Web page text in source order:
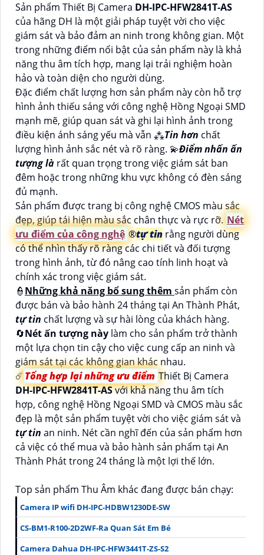
Sản phẩm Thiết Bị Camera DH-IPC-HFW2841T-AS
của hãng DH là một giải pháp tuyệt vời cho việc
giám sát và bảo đảm an ninh trong không gian. Một
trong những điểm nổi bật của sản phẩm này là khả
năng thu âm tích hợp, mang lại trải nghiệm hoàn
hảo và toàn diện cho người dùng.
Đặc điểm chất lượng hơn sản phẩm này còn hỗ trợ
hình ảnh thiếu sáng với công nghệ Hồng Ngoại SMD
mạnh mẽ, giúp quan sát và ghi lại hình ảnh trong
điều kiện ánh sáng yếu mà vẫn ⁂Tin hơn chất
lượng hình ảnh sắc nét và rõ ràng. 💫Điểm nhấn ấn
tượng là rất quan trọng trong việc giám sát ban
đêm hoặc trong những khu vực không có đèn sáng
đủ mạnh.
Sản phẩm được trang bị công nghệ CMOS màu sắc
đẹp, giúp tái hiện màu sắc chân thực và rực rỡ. Nét
ưu điểm của công nghệ ®️tự tin rằng người dùng
có thể nhìn thấy rõ ràng các chi tiết và đối tượng
trong hình ảnh, từ đó nâng cao tính linh hoạt và
chính xác trong việc giám sát.
👮Những khả năng bổ sung thêm sản phẩm còn
được bán và bảo hành 24 tháng tại An Thành Phát,
tự tin chất lượng và sự hài lòng của khách hàng.
🔄Nét ấn tượng này làm cho sản phẩm trở thành
một lựa chọn tin cậy cho việc cung cấp an ninh và
giám sát tại các không gian khác nhau.
☄️Tổng hợp lại những ưu điểm Thiết Bị Camera
DH-IPC-HFW2841T-ASvới khả năng thu âm tích
hợp, công nghệ Hồng Ngoại SMD và CMOS màu sắc
đẹp là một sản phẩm tuyệt vời cho việc giám sát và
tự tin an ninh. Nét cần nghĩ đến của sản phẩm hơn
cả việc có thể mua và bảo hành sản phẩm tại An
Thành Phát trong 24 tháng là một lợi thế lớn.
Top sản phẩm Thu Âm khác đang được bán chạy:
Camera IP wifi DH-IPC-HDBW1230DE-SW
CS-BM1-R100-2D2WF-Ra Quan Sát Em Bé
Camera Dahua DH-IPC-HFW3441T-ZS-S2